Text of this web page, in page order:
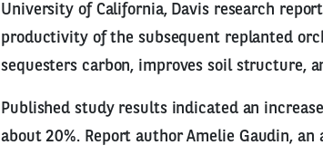
University of California, Davis research
productivity of the subsequent replanted
sequesters carbon, improves soil structure,
Published study results indicated an
about 20%. Report author Amelie Gaudin,